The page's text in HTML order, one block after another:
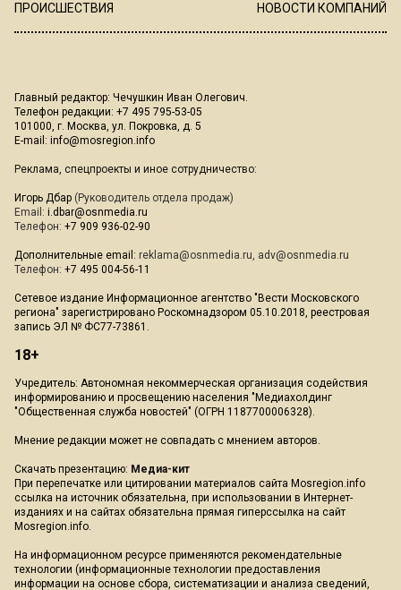
ПРОИСШЕСТВИЯ
НОВОСТИ КОМПАНИЙ
Главный редактор: Чечушкин Иван Олегович.
Телефон редакции: +7 495 795-53-05
101000, г. Москва, ул. Покровка, д. 5
E-mail: info@mosregion.info
Реклама, спецпроекты и иное сотрудничество:
Игорь Дбар (Руководитель отдела продаж)
Email: i.dbar@osnmedia.ru
Телефон: +7 909 936-02-90
Дополнительные email: reklama@osnmedia.ru, adv@osnmedia.ru
Телефон: +7 495 004-56-11
Сетевое издание Информационное агентство "Вести Московского
региона" зарегистрировано Роскомнадзором 05.10.2018, реестровая
запись ЭЛ № ФС77-73861.
18+
Учредитель: Автономная некоммерческая организация содействия
информированию и просвещению населения "Медиахолдинг
"Общественная служба новостей" (ОГРН 1187700006328).
Мнение редакции может не совпадать с мнением авторов.
Скачать презентацию: Медиа-кит
При перепечатке или цитировании материалов сайта Mosregion.info
ссылка на источник обязательна, при использовании в Интернет-
изданиях и на сайтах обязательна прямая гиперссылка на сайт
Mosregion.info.
На информационном ресурсе применяются рекомендательные
технологии (информационные технологии предоставления
информации на основе сбора, систематизации и анализа сведений,